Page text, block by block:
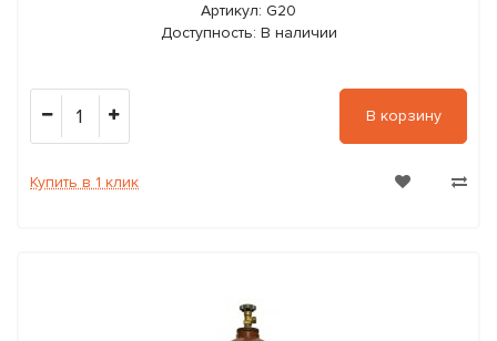
Артикул: G20
Доступность: В наличии
1 В корзину
Купить в 1 клик